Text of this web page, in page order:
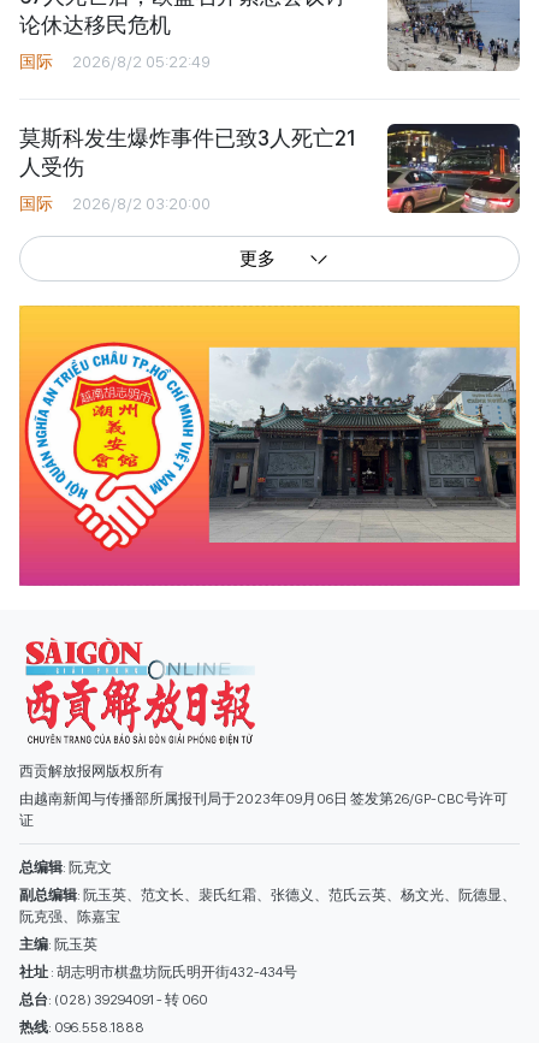
论休达移民危机
国际 2026/8/2 05:22:49
莫斯科发生爆炸事件已致3人死亡21
人受伤
国际 2026/8/2 03:20:00
更多
西贡解放报网版权所有
由越南新闻与传播部所属报刊局于2023年09月06日 签发第26/GP-CBC号许可
副总编辑: 阮玉英、范文长、裴氏红霜、张德义、范氏云英、杨文光、阮德显、
阮克强、陈嘉宝
主编: 阮玉英
社址: 胡志明市棋盘坊阮氏明开街432-434号
总台: (028) 39294091 - 转 060
热线: 096.558.1888
编辑部: (028) 39294092 - 转 060
电子信箱
广告部
(028) 38334185
quangcaohoavan09@gmail.com;